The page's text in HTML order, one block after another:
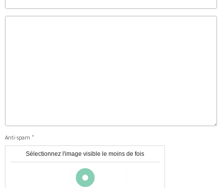
Anti-spam
Sélectionnez l'image visible le moins de fois